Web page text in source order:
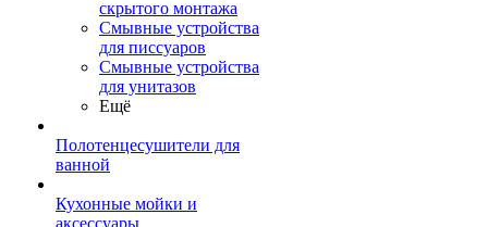
скрытого монтажа
Смывные устройства
для писсуаров
Смывные устройства
для унитазов
Ещё
Полотенцесушители для
ванной
Кухонные мойки и
аксессуары